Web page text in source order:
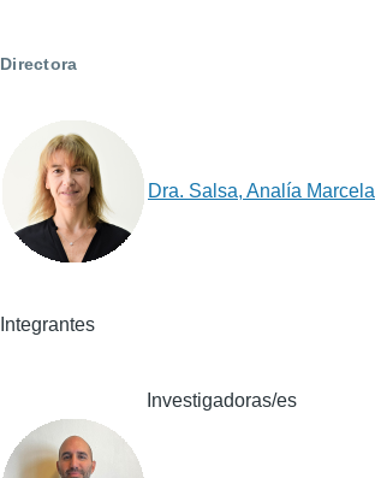
Directora
Dra. Salsa, Analía Marcela
Integrantes
Investigadoras/es